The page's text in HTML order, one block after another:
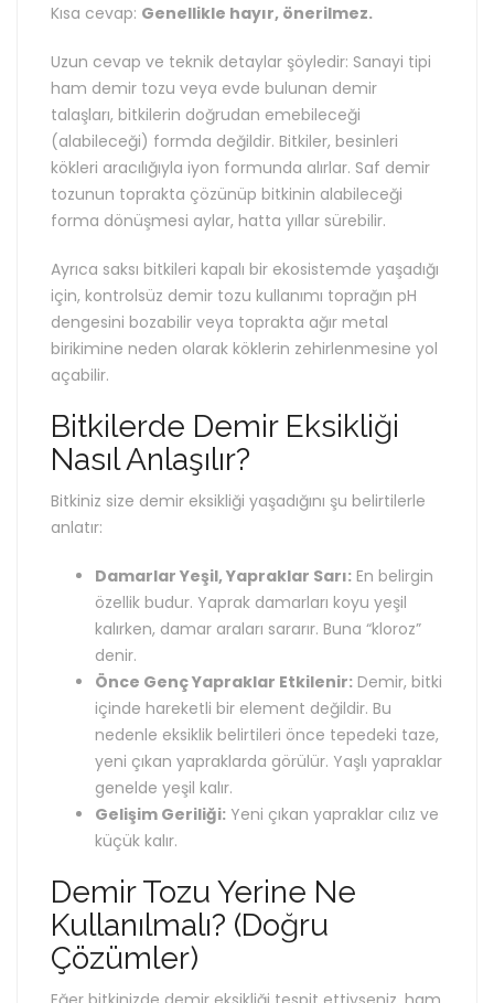
Kısa cevap: Genellikle hayır, önerilmez.
Uzun cevap ve teknik detaylar şöyledir: Sanayi tipi
ham demir tozu veya evde bulunan demir
talaşları, bitkilerin doğrudan emebileceği
(alabileceği) formda değildir. Bitkiler, besinleri
kökleri aracılığıyla iyon formunda alırlar. Saf demir
tozunun toprakta çözünüp bitkinin alabileceği
forma dönüşmesi aylar, hatta yıllar sürebilir.
Ayrıca saksı bitkileri kapalı bir ekosistemde yaşadığı
için, kontrolsüz demir tozu kullanımı toprağın pH
dengesini bozabilir veya toprakta ağır metal
birikimine neden olarak köklerin zehirlenmesine yol
açabilir.
Bitkilerde Demir Eksikliği
Nasıl Anlaşılır?
Bitkiniz size demir eksikliği yaşadığını şu belirtilerle
anlatır:
Damarlar Yeşil, Yapraklar Sarı: En belirgin
özellik budur. Yaprak damarları koyu yeşil
kalırken, damar araları sararır. Buna “kloroz”
denir.
Önce Genç Yapraklar Etkilenir: Demir, bitki
içinde hareketli bir element değildir. Bu
nedenle eksiklik belirtileri önce tepedeki taze,
yeni çıkan yapraklarda görülür. Yaşlı yapraklar
genelde yeşil kalır.
Gelişim Geriliği: Yeni çıkan yapraklar cılız ve
küçük kalır.
Demir Tozu Yerine Ne
Kullanılmalı? (Doğru
Çözümler)